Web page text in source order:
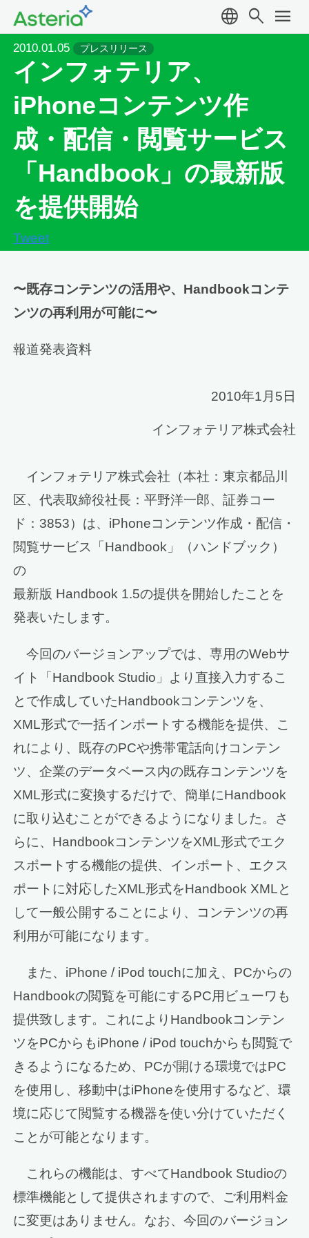
language search menu
2010.01.05 プレスリリース
インフォテリア、
iPhoneコンテンツ作
成・配信・閲覧サービス
「Handbook」の最新版
を提供開始
Tweet
〜既存コンテンツの活用や、Handbookコンテ
ンツの再利用が可能に〜
報道発表資料
2010年1月5日
インフォテリア株式会社
インフォテリア株式会社（本社：東京都品川
区、代表取締役社長：平野洋一郎、証券コー
ド：3853）は、iPhoneコンテンツ作成・配信・
閲覧サービス「Handbook」（ハンドブック）
の
最新版 Handbook 1.5の提供を開始したことを
発表いたします。
今回のバージョンアップでは、専用のWebサ
イト「Handbook Studio」より直接入力するこ
とで作成していたHandbookコンテンツを、
XML形式で一括インポートする機能を提供、こ
れにより、既存のPCや携帯電話向けコンテン
ツ、企業のデータベース内の既存コンテンツを
XML形式に変換するだけで、簡単にHandbook
に取り込むことができるようになりました。さ
らに、HandbookコンテンツをXML形式でエク
スポートする機能の提供、インポート、エクス
ポートに対応したXML形式をHandbook XMLと
して一般公開することにより、コンテンツの再
利用が可能になります。
また、iPhone / iPod touchに加え、PCからの
Handbookの閲覧を可能にするPC用ビューワも
提供致します。これによりHandbookコンテン
ツをPCからもiPhone / iPod touchからも閲覧で
きるようになるため、PCが開ける環境ではPC
を使用し、移動中はiPhoneを使用するなど、環
境に応じて閲覧する機器を使い分けていただく
ことが可能となります。
これらの機能は、すべてHandbook Studioの
標準機能として提供されますので、ご利用料金
に変更はありません。なお、今回のバージョン